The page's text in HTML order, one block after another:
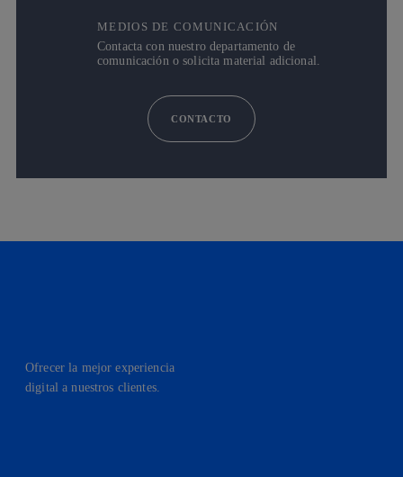
MEDIOS DE COMUNICACIÓN
Contacta con nuestro departamento de
comunicación o solicita material adicional.
CONTACTO
Ofrecer la mejor experiencia
digital a nuestros clientes.